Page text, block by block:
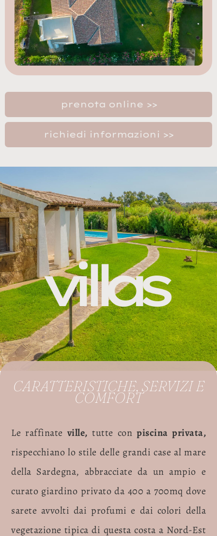
prenota online >>
richiedi informazioni >>
villas
CARATTERISTICHE, SERVIZI E
COMFORT
Le raffinateville, tutte conpiscina privata,
rispecchiano lo stile delle grandi case al mare
della Sardegna, abbracciate da un ampio e
curato giardino privato da 400 a 700mq dove
sarete avvolti dai profumi e dai colori della
vegetazione tipica di questa costa a Nord-Est